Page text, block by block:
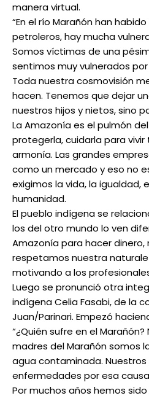
manera virtual.
“En el río Marañón han
petroleros, hay mucha
Somos víctimas de una
sentimos muy vulnerados
Toda nuestra cosmovisión
hacen. Tenemos que dejar
nuestros hijos y nietos, sino
La Amazonía es el pulmón
protegerla, cuidarla para vivir
armonía. Las grandes
como un mercado y eso no
exigimos la vida, la igualdad,
humanidad.
El pueblo indígena se
los del otro mundo lo ven
Amazonía para hacer
respetamos nuestra
motivando a los
Luego se pronunció otra
indígena Celia Fasabi, de la
Juan/Parinari. Empezó
“¿Quién sufre en el
madres del Marañón somos
agua contaminada. Nuestros
enfermedades por esa
Por muchos años hemos